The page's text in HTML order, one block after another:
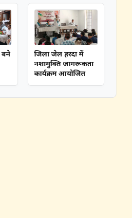
बने
जिला जेल हरदा में
नशामुक्ति जागरूकता
कार्यक्रम आयोजित